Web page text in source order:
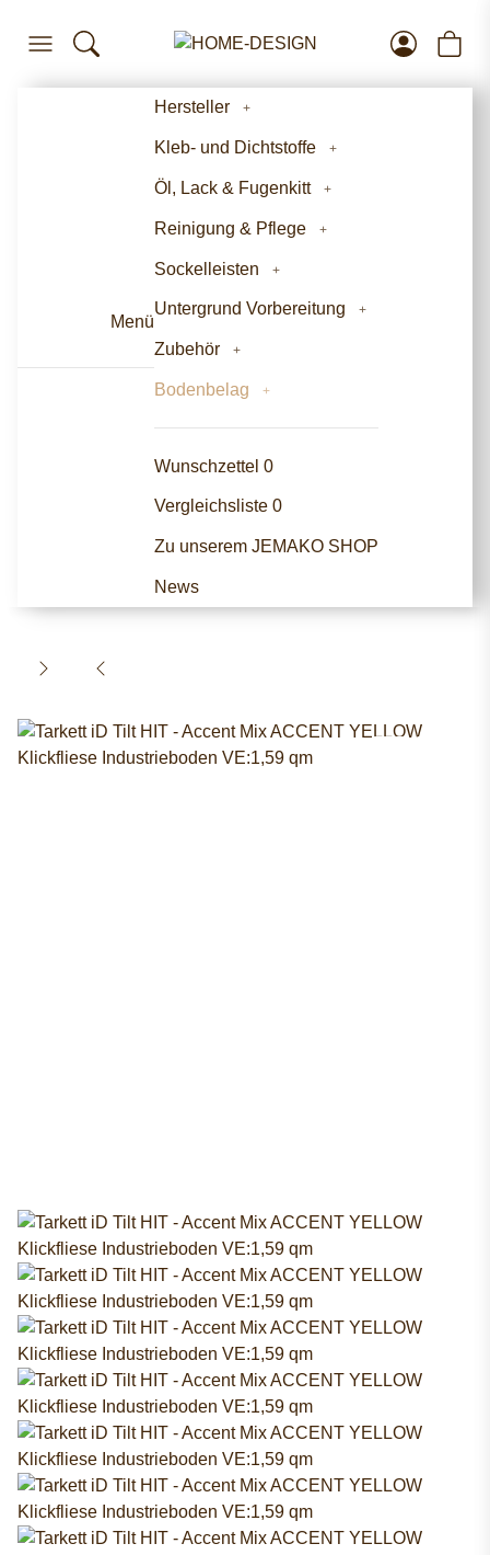
Menü
Hersteller
Kleb- und Dichtstoffe
Öl, Lack & Fugenkitt
Reinigung & Pflege
Sockelleisten
Untergrund Vorbereitung
Zubehör
Bodenbelag
Wunschzettel 0
Vergleichsliste 0
Zu unserem JEMAKO SHOP
News